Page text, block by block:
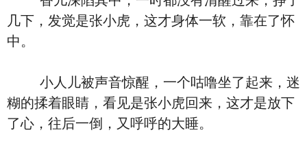
几下，发觉是张小虎，这才身体一软，靠在了怀
中。
小人儿被声音惊醒，一个咕噜坐了起来，迷
糊的揉着眼睛，看见是张小虎回来，这才是放下
了心，往后一倒，又呼呼的大睡。